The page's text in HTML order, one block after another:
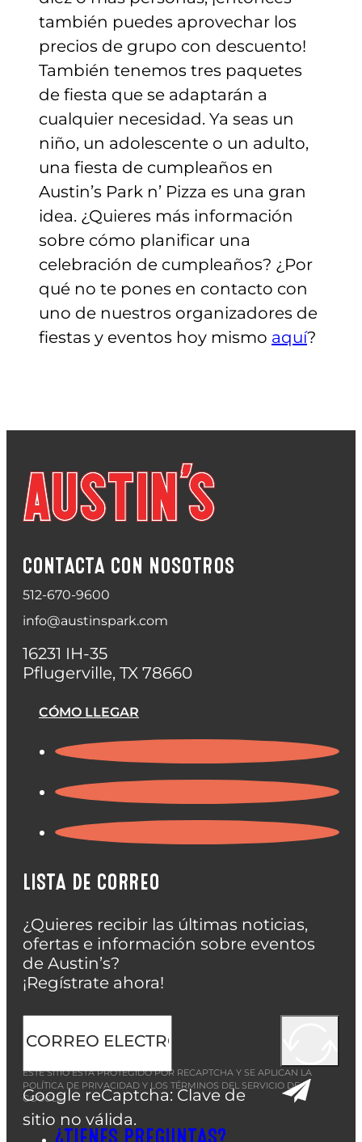
también puedes aprovechar los
precios de grupo con descuento!
También tenemos tres paquetes
de fiesta que se adaptarán a
cualquier necesidad. Ya seas un
niño, un adolescente o un adulto,
una fiesta de cumpleaños en
Austin’s Park n’ Pizza es una gran
idea. ¿Quieres más información
sobre cómo planificar una
celebración de cumpleaños? ¿Por
qué no te pones en contacto con
uno de nuestros organizadores de
fiestas y eventos hoy mismo aquí?
CONTACTA CON NOSOTROS
512-670-9600
info@austinspark.com
16231 IH-35
Pflugerville, TX 78660
CÓMO LLEGAR
LISTA DE CORREO
¿Quieres recibir las últimas noticias,
ofertas e información sobre eventos
de Austin’s?
¡Regístrate ahora!
Google reCaptcha: Clave de
sitio no válida.
ESTE SITIO ESTÁ PROTEGIDO POR RECAPTCHA Y SE APLICAN LA
POLÍTICA DE PRIVACIDAD Y LOS TÉRMINOS DEL SERVICIO DE
GOOGLE.
¿TIENES PREGUNTAS?